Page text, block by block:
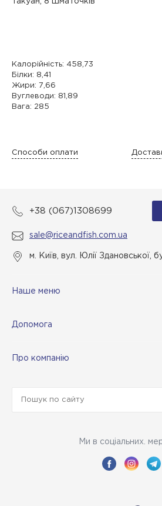
Калорійність: 458,73
Білки: 8,41
Жири: 7,66
Вуглеводи: 81,89
Вага: 285
Способи оплати
+38 (067)1308699
sale@riceandfish.com.ua
м. Київ, вул. Юлії Здановської,
Наше меню
Допомога
Про компанію
Ми в соціальних.